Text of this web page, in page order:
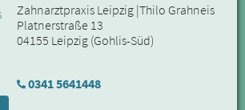
Zahnarztpraxis Leipzig |Thilo Grahneis
Platnerstraße 13
04155 Leipzig (Gohlis-Süd)
0341 5641448